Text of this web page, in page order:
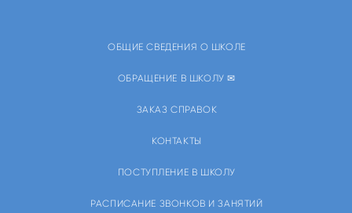
ОБЩИЕ СВЕДЕНИЯ О ШКОЛЕ
ОБРАЩЕНИЕ В ШКОЛУ ✉
ЗАКАЗ СПРАВОК
КОНТАКТЫ
ПОСТУПЛЕНИЕ В ШКОЛУ
РАСПИСАНИЕ ЗВОНКОВ И ЗАНЯТИЙ